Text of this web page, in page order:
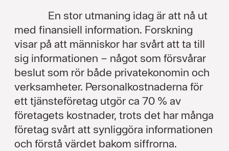
En stor utmaning idag är att nå ut
med finansiell information. Forskning
visar på att människor har svårt att ta till
sig informationen – något som försvårar
beslut som rör både privatekonomin och
verksamheter. Personalkostnaderna för
ett tjänsteföretag utgör ca 70 % av
företagets kostnader, trots det har många
företag svårt att synliggöra informationen
och förstå värdet bakom siffrorna.